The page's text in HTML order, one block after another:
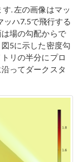
. 左の画像はマッ
ッハ7.5で飛行する
場の勾配からで
5に示した密度勾
リの半分にプロ
ってダークスタ